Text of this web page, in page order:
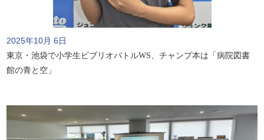
2025年10月 6日
東京・池袋で小学生ビブリオバトルWS、チャンプ本は「病院図書
館の青と空」